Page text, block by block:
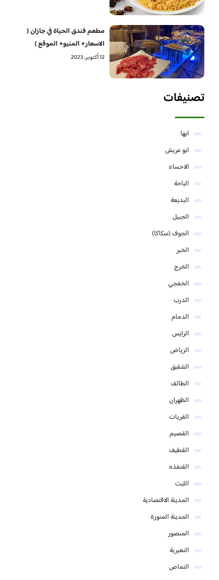
مطعم فندق الحياة في جازان (
الاسعار+ المنيو+ الموقع )
12 أكتوبر، 2023
تصنيفات
ابها
ابو عريش
الاحساء
الباحة
البديعة
الجبيل
الجوف (سكاكا)
الخبر
الخرج
الخفجي
الدرب
الدمام
الرايس
الرياض
الشقيق
الطائف
الظهران
القريات
القصيم
القطيف
القنفذه
الليث
المدينة الاقتصادية
المدينة المنورة
المنصور
النعيرية
النماص